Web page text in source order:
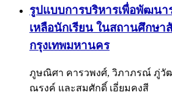
รูปแบบการบริหารเพื่อพัฒน
เหลือนักเรียน ในสถานศึกษา
กรุงเทพมหานคร
ภูษณิศา คารวพงศ์, วิภาภรณ์ ภู่วั
ณรงค์ และสมศักดิ์ เอี่ยมคงสี